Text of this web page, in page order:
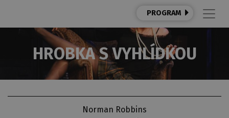
PROGRAM
HROBKA S VYHLÍDKOU
Norman Robbins